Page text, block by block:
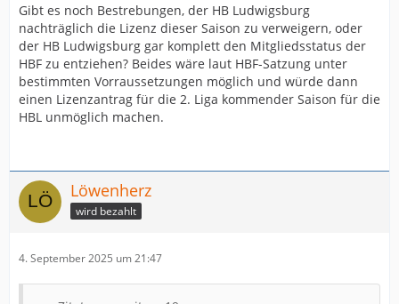
Gibt es noch Bestrebungen, der HB Ludwigsburg
nachträglich die Lizenz dieser Saison zu verweigern, oder
der HB Ludwigsburg gar komplett den Mitgliedsstatus der
HBF zu entziehen? Beides wäre laut HBF-Satzung unter
bestimmten Vorraussetzungen möglich und würde dann
einen Lizenzantrag für die 2. Liga kommender Saison für die
HBL unmöglich machen.
Löwenherz
wird bezahlt
4. September 2025 um 21:47